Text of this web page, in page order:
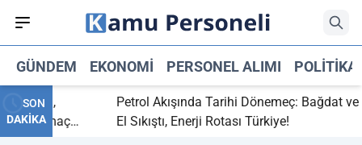
GÜNDEM EKONOMI PERSONEL ALIMI POLITIKA
SON
DAKİKA
bitti,
maç
Petrol Akışında Tarihi Dönemeç: Bağdat ve
El Sıkıştı, Enerji Rotası Türkiye!